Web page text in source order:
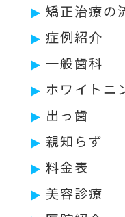
矯正治療の
症例紹介
一般歯科
ホワイトニ
出っ歯
親知らず
料金表
美容診療